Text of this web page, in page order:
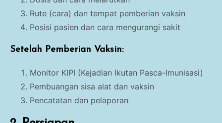
Rute (cara) dan tempat pemberian vaksin
Posisi pasien dan cara mengurangi sakit
Setelah Pemberian Vaksin:
Monitor KIPI (Kejadian Ikutan Pasca-Imunisasi)
Pembuangan sisa alat dan vaksin
Pencatatan dan pelaporan